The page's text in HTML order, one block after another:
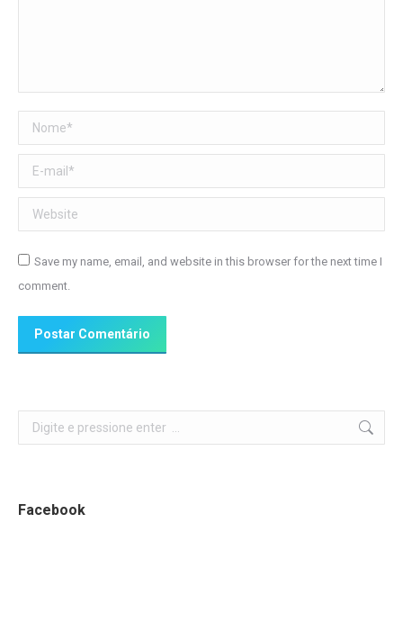
Nome *
E-mail *
Website
Save my name, email, and website in this browser for the next time I
comment.
Postar Comentário
Search:
Facebook